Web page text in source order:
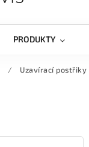
PRODUKTY
/ Uzavírací postřiky